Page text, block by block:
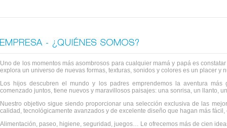
Uno de los momentos más asombrosos para cualquier mamá y papá es
explora un universo de nuevas formas, texturas, sonidos y colores es un placer y
Los hijos descubren el mundo y los padres emprendemos la aventura
comenzado juntos, tiene nuevos y maravillosos paisajes: una sonrisa, un llanto,
Nuestro objetivo sigue siendo proporcionar una selección exclusiva de las
calidad, tecnológicamente avanzados y de excelente diseño que hagan más
Alimentación, paseo, higiene, seguridad, juegos… Le ofrecemos más de cien